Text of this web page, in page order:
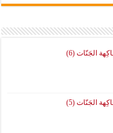
الجَنّات (6)
الجَنّات (5)